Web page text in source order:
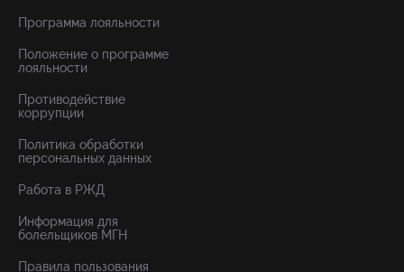
Программа лояльности
Положение о программе
лояльности
Противодействие
коррупции
Политика обработки
персональных данных
Работа в РЖД
Информация для
болельщиков МГН
Правила пользования